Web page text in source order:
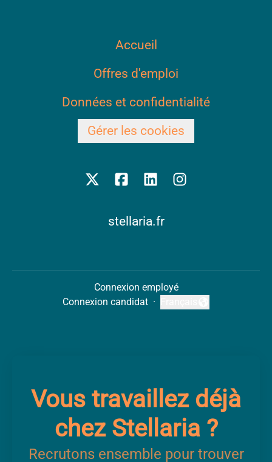
Accueil
Offres d'emploi
Données et confidentialité
Gérer les cookies
stellaria.fr
Connexion employé
Connexion candidat ·
Changer la langue
Vous travaillez déjà
chez Stellaria ?
Recrutons ensemble pour trouver